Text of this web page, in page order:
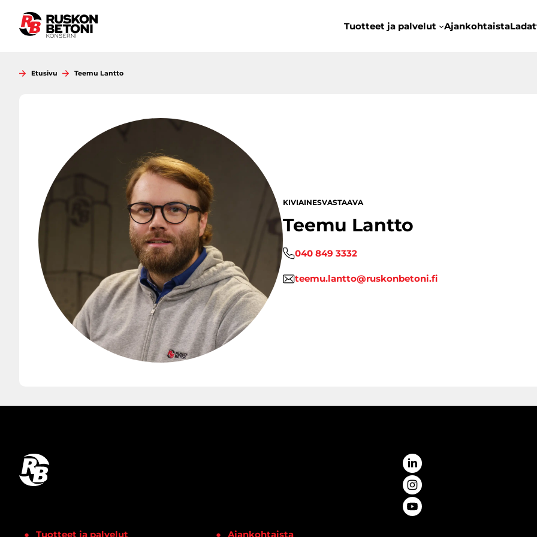
sisältöön
Tuotteet ja palvelut
Ajankohtaista
Etusivu Teemu Lantto
KIVIAINESVASTAAVA
Teemu Lantto
040 849 3332
teemu.lantto@ruskonbetoni.fi
Tuotteet ja palvelut Ajankohtaista